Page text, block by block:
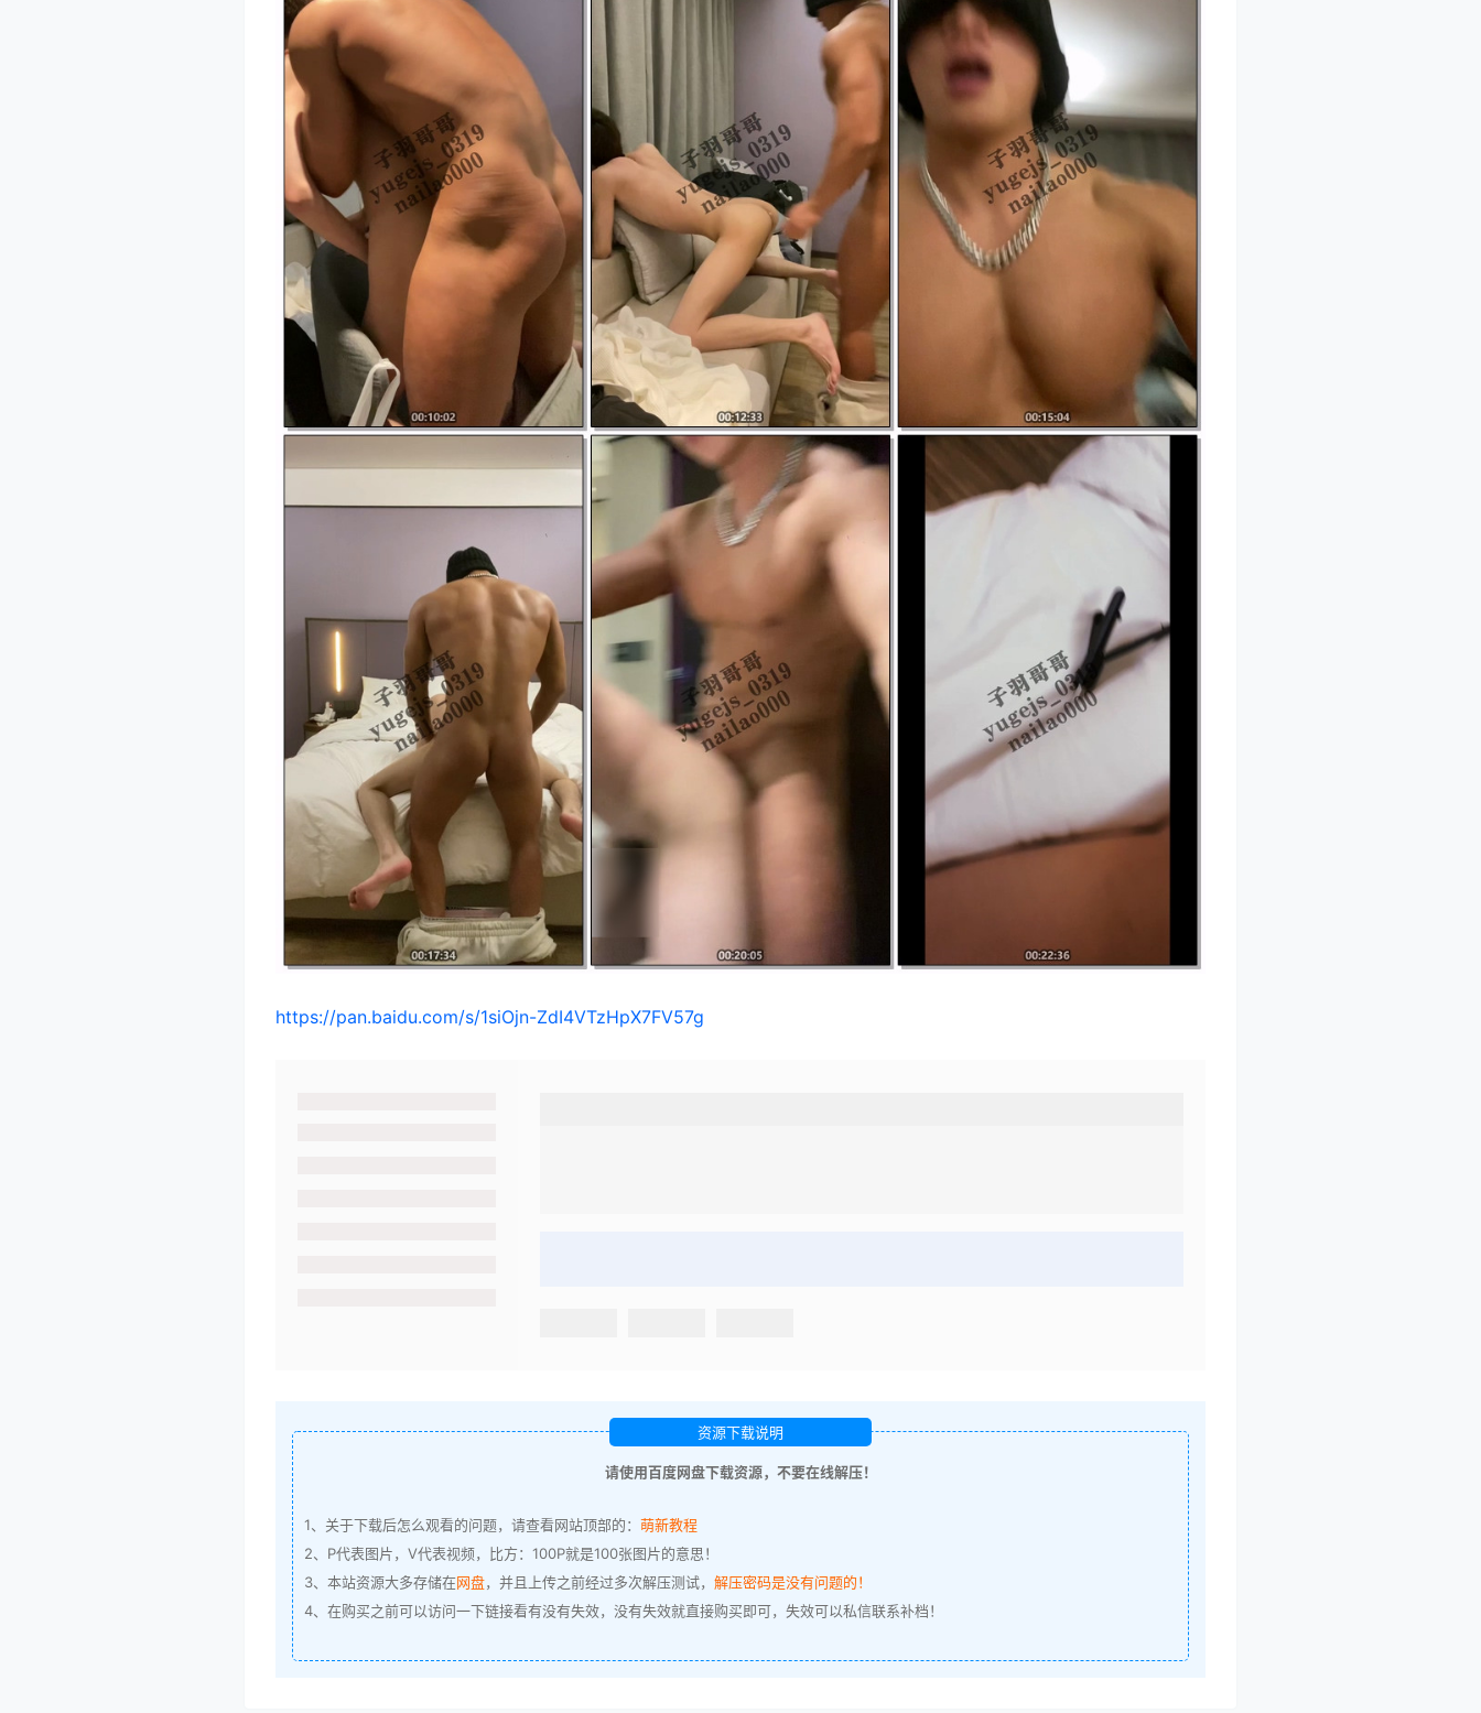
https://pan.baidu.com/s/1siOjn-ZdI4VTzHpX7FV57g
资源下载说明
请使用百度网盘下载资源，不要在线解压！
1、关于下载后怎么观看的问题，请查看网站顶部的： 萌新教程
2、P代表图片，V代表视频，比方：100P就是100张图片的意思！
3、本站资源大多存储在网盘，并且上传之前经过多次解压测试， 解压密码是没有问题的！
4、在购买之前可以访问一下链接看有没有失效，没有失效就直接购买即可，失效可以私信联系补档！